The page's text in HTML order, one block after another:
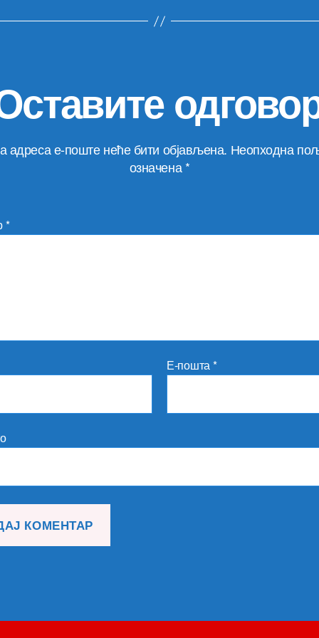
адреса е-поште неће бити објављена. Неопходна
означена*
*
Е-пошта*